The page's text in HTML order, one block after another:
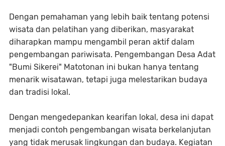
Dengan pemahaman yang lebih baik tentang potensi
wisata dan pelatihan yang diberikan, masyarakat
diharapkan mampu mengambil peran aktif dalam
pengembangan pariwisata. Pengembangan Desa Adat
"Bumi Sikerei" Matotonan ini bukan hanya tentang
menarik wisatawan, tetapi juga melestarikan budaya
dan tradisi lokal.
Dengan mengedepankan kearifan lokal, desa ini dapat
menjadi contoh pengembangan wisata berkelanjutan
yang tidak merusak lingkungan dan budaya. Kegiatan